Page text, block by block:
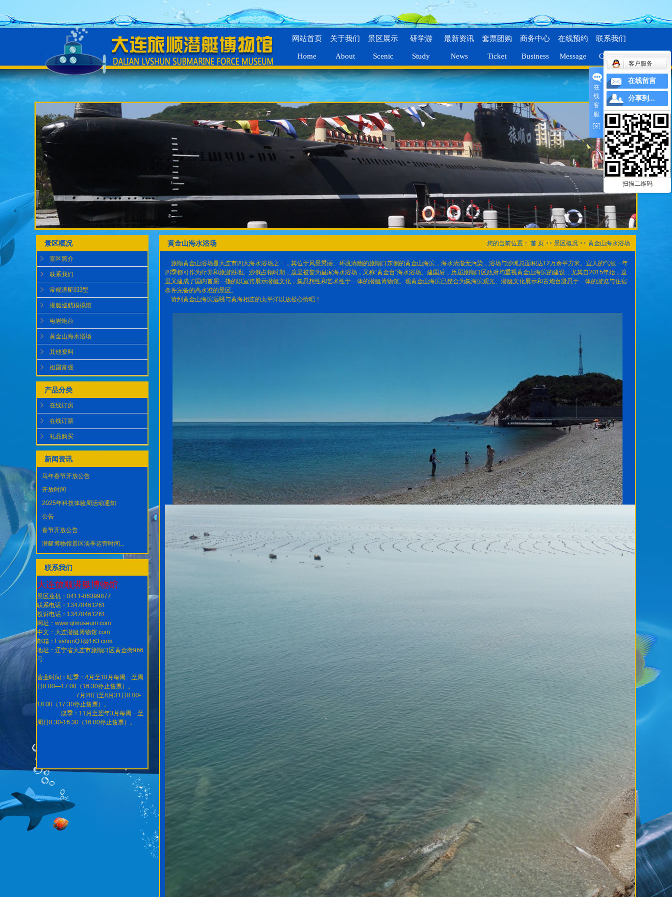
网站首页
Home
关于我们
About
景区展示
Scenic
研学游
Study
最新资讯
News
套票团购
Ticket
商务中心
Business
在线预约
Message
联系我们
Contact
景区概况
景区简介
联系我们
常规潜艇033型
潜艇巡航模拟馆
电岩炮台
黄金山海水浴场
其他资料
祖国富强
产品分类
在线订房
在线订票
礼品购买
新闻资讯
马年春节开放公告
开放时间
2025年科技体验周活动通知
公告
春节开放公告
潜艇博物馆景区淡季运营时间...
联系我们
大连旅顺潜艇博物馆
景区座机：0411-86399877
联系电话：13478461261
投诉电话：13478461261
网址：www.qtmuseum.com
中文：大连潜艇博物馆.com
邮箱：LvshunQT@163.com
地址：辽宁省大连市旅顺口区黄金街966
号
营业时间：旺季：4月至10月每周一至周
日8:00—17:00（16:30停止售票）。
7月20日至8月31日8:00-
18:00（17:30停止售票）。
淡季：11月至翌年3月每周一至
周日8:30-16:30（16:00停止售票）。
黄金山海水浴场 您的当前位置： 首 页 >> 景区概况 >> 黄金山海水浴场
旅顺黄金山浴场是大连市四大海水浴场之一，其位于风景秀丽、环境清幽的旅顺口东侧的黄金山海滨，海水清澈无污染，浴场与沙滩总面积达12万余平方米。宜人的气候一年
四季都可作为疗养和旅游胜地。沙俄占领时期，这里被誉为皇家海水浴场，又称“黄金台”海水浴场。建国后，历届旅顺口区政府均重视黄金山海滨的建设，尤其自2015年始，这
里又建成了国内首屈一指的以宣传展示潜艇文化，集思想性和艺术性于一体的潜艇博物馆。现黄金山海滨已整合为集海滨观光、潜艇文化展示和古炮台凝思于一体的游览与住宿
条件完备的高水准的景区。
请到黄金山海滨远眺与黄海相连的太平洋以放松心情吧！
在
线
客
服
客户服务
在线留言
分享到...
扫描二维码